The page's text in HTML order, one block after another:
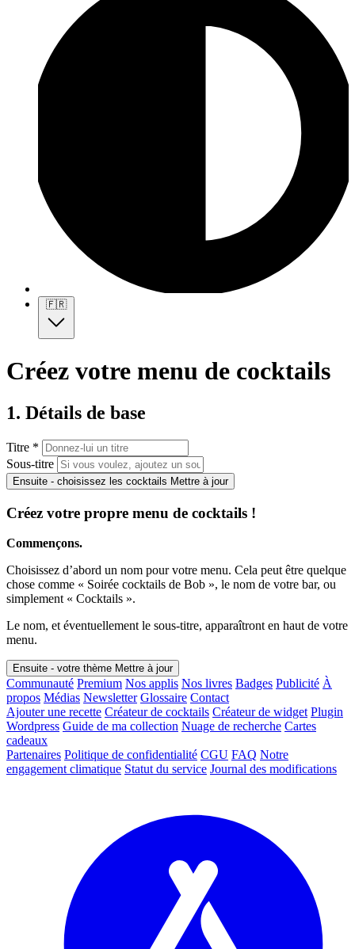
🇫🇷
Créez votre menu de cocktails
1. Détails de base
Titre *
Sous-titre
Ensuite - choisissez les cocktails Mettre à jour
Créez votre propre menu de cocktails !
Commençons.
Choisissez d’abord un nom pour votre menu. Cela peut être quelque
chose comme « Soirée cocktails de Bob », le nom de votre bar, ou
simplement « Cocktails ».
Le nom, et éventuellement le sous-titre, apparaîtront en haut de votre
menu.
Ensuite - votre thème Mettre à jour
Communauté Premium Nos applis Nos livres Badges Publicité À
propos Médias Newsletter Glossaire Contact
Ajouter une recette Créateur de cocktails Créateur de widget Plugin
Wordpress Guide de ma collection Nuage de recherche Cartes
cadeaux
Partenaires Politique de confidentialité CGU FAQ Notre
engagement climatique Statut du service Journal des modifications